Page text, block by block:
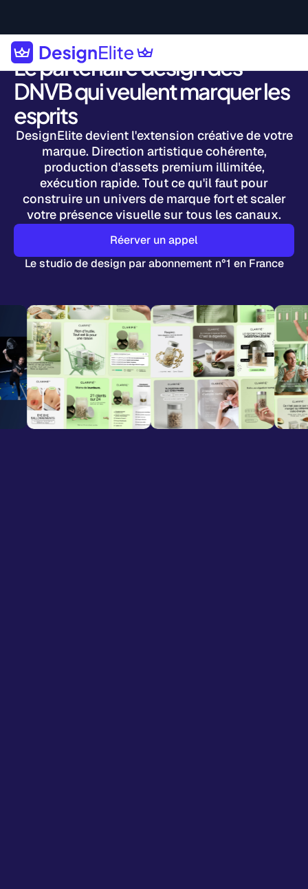
Le partenaire design des
DNVB qui veulent marquer les
esprits
DesignElite devient l'extension créative de votre
marque. Direction artistique cohérente,
production d'assets premium illimitée,
exécution rapide. Tout ce qu'il faut pour
construire un univers de marque fort et scaler
votre présence visuelle sur tous les canaux.
Réerver un appel
Le studio de design par abonnement n°1 en France